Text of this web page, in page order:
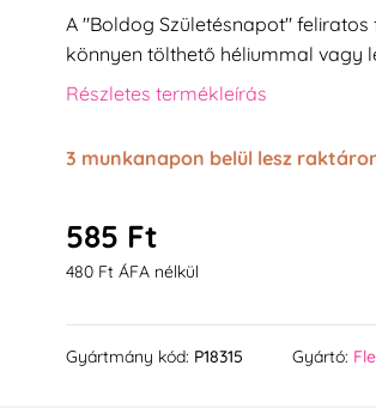
A "Boldog Születésnapot"
könnyen tölthető héliummal vagy
Részletes termékleírás
3 munkanapon belül lesz
585 Ft
480 Ft ÁFA nélkül
Gyártmány kód: P18315 Gyártó: